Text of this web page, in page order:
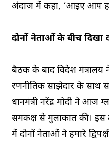
अंदाज़ में कहा, ‘आइए आप
दोनों नेताओं के बीच दिखा
बैठक के बाद विदेश मंत्रालय
रणनीतिक साझेदार के साथ
प्रधानमंत्री नरेंद्र मोदी ने
समकक्ष से मुलाकात की।
में दोनों नेताओं ने हमारे